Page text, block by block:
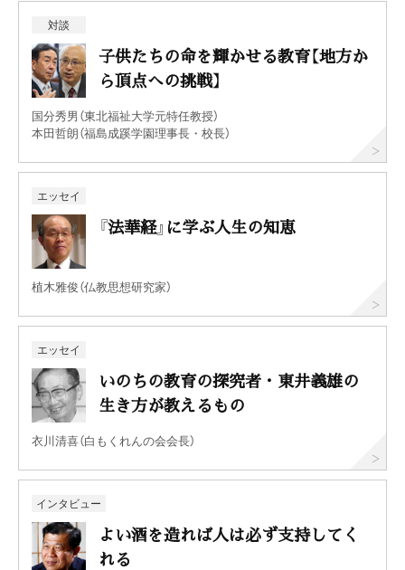
対談
子供たちの命を輝かせる教育【地方か
ら頂点への挑戦】
国分秀男（東北福祉大学元特任教授）
本田哲朗（福島成蹊学園理事長・校長）
エッセイ
『法華経』に学ぶ人生の知恵
植木雅俊（仏教思想研究家）
エッセイ
いのちの教育の探究者・東井義雄の
生き方が教えるもの
衣川清喜（白もくれんの会会長）
インタビュー
よい酒を造れば人は必ず支持してく
れる